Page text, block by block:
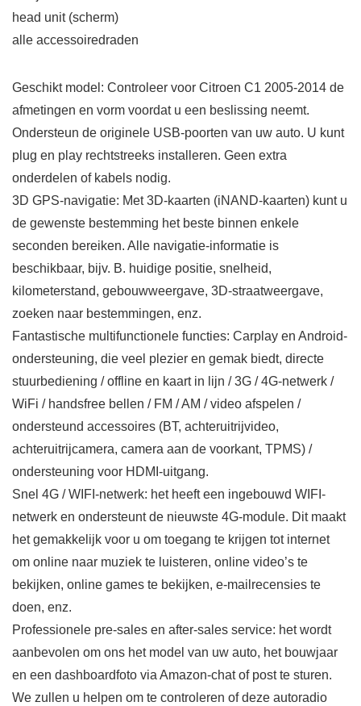
head unit (scherm)
alle accessoiredraden
Geschikt model: Controleer voor Citroen C1 2005-2014 de
afmetingen en vorm voordat u een beslissing neemt.
Ondersteun de originele USB-poorten van uw auto. U kunt
plug en play rechtstreeks installeren. Geen extra
onderdelen of kabels nodig.
3D GPS-navigatie: Met 3D-kaarten (iNAND-kaarten) kunt u
de gewenste bestemming het beste binnen enkele
seconden bereiken. Alle navigatie-informatie is
beschikbaar, bijv. B. huidige positie, snelheid,
kilometerstand, gebouwweergave, 3D-straatweergave,
zoeken naar bestemmingen, enz.
Fantastische multifunctionele functies: Carplay en Android-
ondersteuning, die veel plezier en gemak biedt, directe
stuurbediening / offline en kaart in lijn / 3G / 4G-netwerk /
WiFi / handsfree bellen / FM / AM / video afspelen /
ondersteund accessoires (BT, achteruitrijvideo,
achteruitrijcamera, camera aan de voorkant, TPMS) /
ondersteuning voor HDMI-uitgang.
Snel 4G / WIFI-netwerk: het heeft een ingebouwd WIFI-
netwerk en ondersteunt de nieuwste 4G-module. Dit maakt
het gemakkelijk voor u om toegang te krijgen tot internet
om online naar muziek te luisteren, online video’s te
bekijken, online games te bekijken, e-mailrecensies te
doen, enz.
Professionele pre-sales en after-sales service: het wordt
aanbevolen om ons het model van uw auto, het bouwjaar
en een dashboardfoto via Amazon-chat of post te sturen.
We zullen u helpen om te controleren of deze autoradio